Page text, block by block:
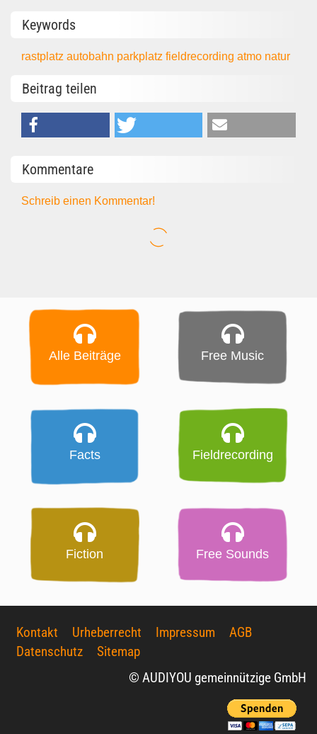
Keywords
rastplatzautobahn parkplatzfieldrecordingatmo natur
Beitrag teilen
Kommentare
Schreib einen Kommentar!
Alle Beiträge Free Music
Facts Fieldrecording
Fiction Free Sounds
Kontakt Urheberrecht Impressum
AGB
Datenschutz
Sitemap
© AUDIYOU gemeinnützige GmbH